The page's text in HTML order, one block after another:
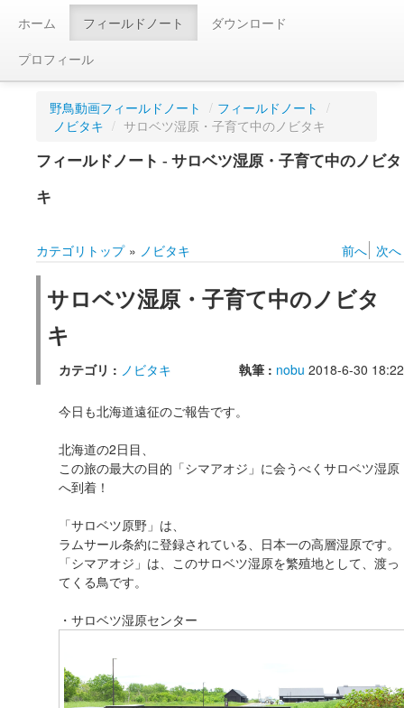
ホーム フィールドノート
ダウンロード
プロフィール
野鳥動画フィールドノート / フィールドノート /
ノビタキ / サロベツ湿原・子育て中のノビタキ
フィールドノート - サロベツ湿原・子育て中のノビタ
キ
カテゴリトップ » ノビタキ 前へ 次へ
サロベツ湿原・子育て中のノビタ
キ
カテゴリ : ノビタキ 執筆 : nobu 2018-6-30 18:22
今日も北海道遠征のご報告です。
北海道の2日目、
この旅の最大の目的「シマアオジ」に会うべくサロベツ湿原
へ到着！
「サロベツ原野」は、
ラムサール条約に登録されている、日本一の高層湿原です。
「シマアオジ」は、このサロベツ湿原を繁殖地として、渡っ
てくる鳥です。
・サロベツ湿原センター